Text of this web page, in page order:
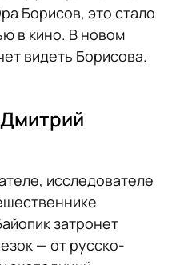
Борисов, это стало
в кино. В новом
видеть Борисова.
исследователе
затронет
— от русско-